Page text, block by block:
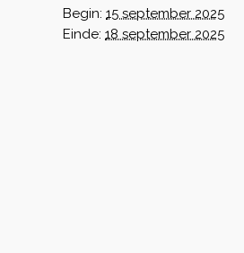
Begin: 15 september 2025
Einde: 18 september 2025